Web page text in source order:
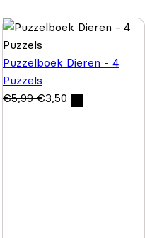
Puzzelboek Dieren - 4
Puzzels
€5,99 €3,50